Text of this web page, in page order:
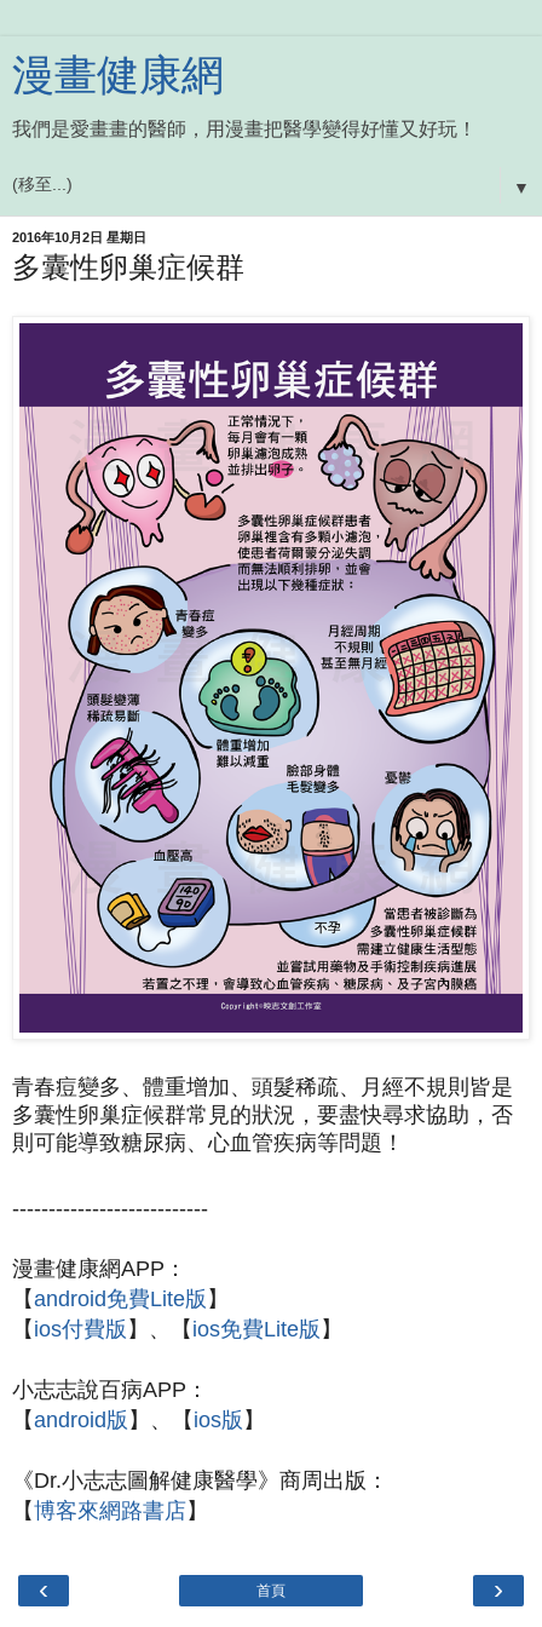
漫畫健康網
我們是愛畫畫的醫師，用漫畫把醫學變得好懂又好玩！
▼
2016年10月2日 星期日
多囊性卵巢症候群
青春痘變多、體重增加、頭髮稀疏、月經不規則皆是
多囊性卵巢症候群常見的狀況，要盡快尋求協助，否
則可能導致糖尿病、心血管疾病等問題！
---------------------------
漫畫健康網APP：
【android免費Lite版 】
【 ios付費版 】、【 ios免費Lite版 】
小志志說百病APP：
【android版 】、 【 ios版 】
《Dr.小志志圖解健康醫學》商周出版：
【博客來網路書店】
‹ ›
首頁